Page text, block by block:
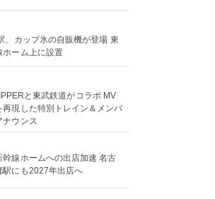
、カップ氷の自販機が登場 東
ホーム上に設置
と東武鉄道がコラボ MV
再現した特別トレイン＆メンバ
ナウンス
幹線ホームへの出店加速 名古
駅にも2027年出店へ